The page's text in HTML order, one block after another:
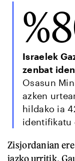
Israelek
zenbat
Osasun
azken
hildako ia
identifikatu
Zisjordanian
iazko urritik.